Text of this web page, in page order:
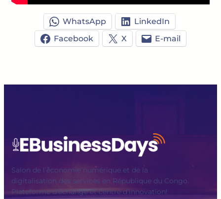
WhatsApp
LinkedIn
Facebook
X E-mail
Salon de l’économie numérique et de la
digitalisation des services en République du Congo.
Plateforme d’échange et centre d’innovation!